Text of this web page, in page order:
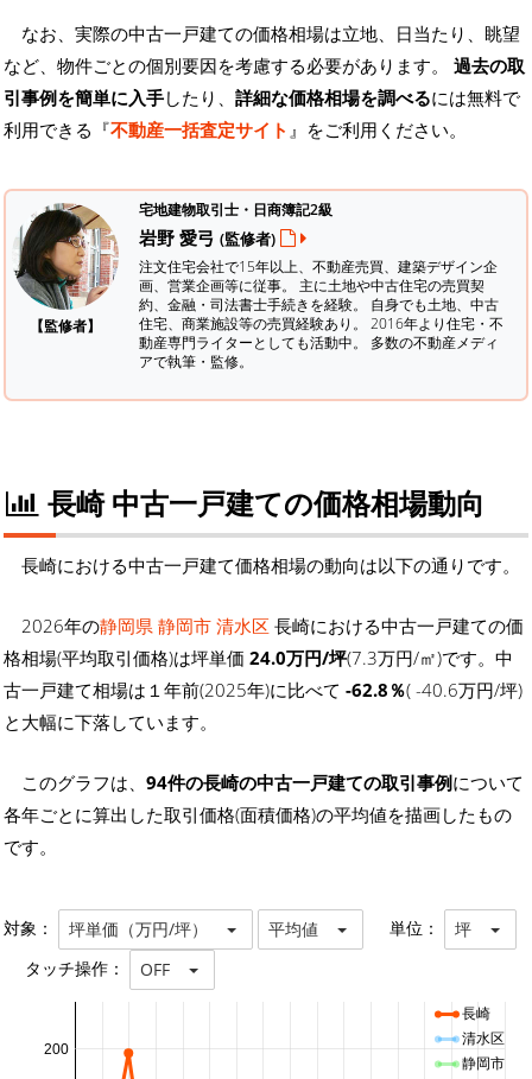
なお、実際の中古一戸建ての価格相場は立地、日当たり、眺望
など、物件ごとの個別要因を考慮する必要があります。 過去の取
引事例を簡単に入手したり、 詳細な価格相場を調べるには無料で
利用できる『不動産一括査定サイト 』をご利用ください。
【監修者】
宅地建物取引士・日商簿記2級
岩野 愛弓 (監修者)
注文住宅会社で15年以上、不動産売買、建築デザイン企
画、営業企画等に従事。 主に土地や中古住宅の売買契
約、金融・司法書士手続きを経験。 自身でも土地、中古
住宅、商業施設等の売買経験あり。 2016年より住宅・不
動産専門ライターとしても活動中。 多数の不動産メディ
アで執筆・監修。
長崎 中古一戸建ての価格相場動向
長崎における中古一戸建て価格相場の動向は以下の通りです。
2026年の静岡県 静岡市 清水区 長崎における中古一戸建ての価
格相場(平均取引価格)は坪単価 24.0万円/坪(7.3万円/㎡)です。中
古一戸建て相場は１年前(2025年)に比べて -62.8％( -40.6万円/坪)
と大幅に下落しています。
このグラフは、 94件の長崎の中古一戸建ての取引事例について
各年ごとに算出した取引価格(面積価格)の平均値を描画したもの
です。
対象： 坪単価（万円/坪） 平均値 単位： 坪
タッチ操作： OFF
200
長崎
清水区
静岡市